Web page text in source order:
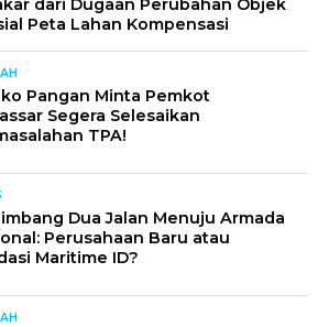
dari Dugaan Perubahan Objek
Peta Lahan Kompensasi
Pangan Minta Pemkot
Segera Selesaikan
TPA!
Dua Jalan Menuju Armada
Perusahaan Baru atau
Maritime ID?